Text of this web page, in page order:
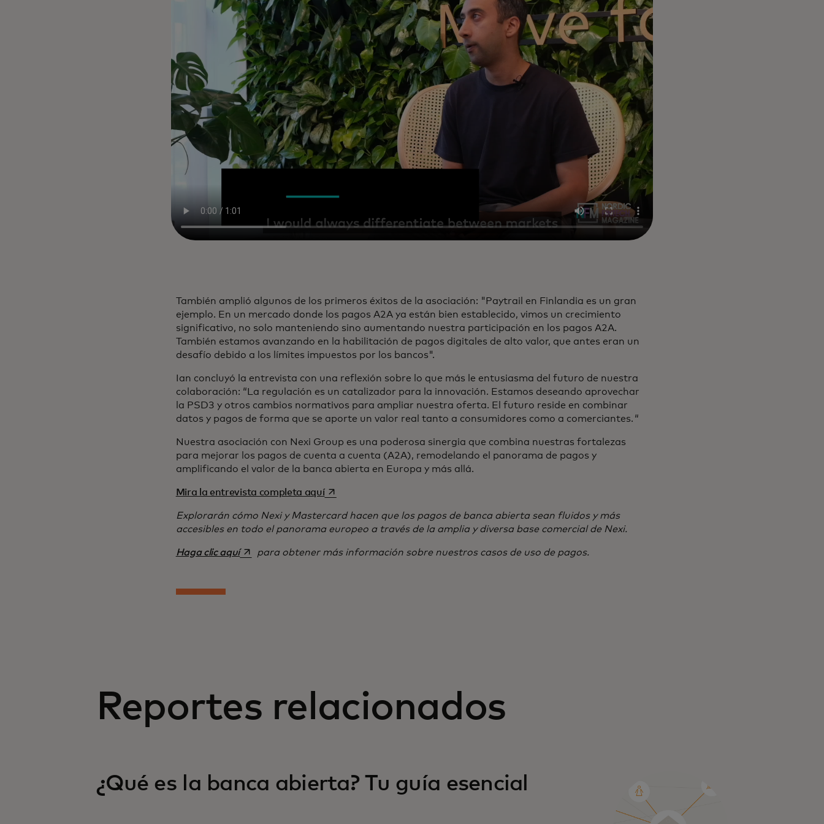
También amplió algunos de los primeros éxitos de la asociación: "Paytrail en Finlandia es un gran
ejemplo. En un mercado donde los pagos A2A ya están bien establecido, vimos un crecimiento
significativo, no solo manteniendo sino aumentando nuestra participación en los pagos A2A.
También estamos avanzando en la habilitación de pagos digitales de alto valor, que antes eran un
desafío debido a los límites impuestos por los bancos".
Ian concluyó la entrevista con una reflexión sobre lo que más le entusiasma del futuro de nuestra
colaboración: “La regulación es un catalizador para la innovación. Estamos deseando aprovechar
la PSD3 y otros cambios normativos para ampliar nuestra oferta. El futuro reside en combinar
datos y pagos de forma que se aporte un valor real tanto a consumidores como a comerciantes. “
Nuestra asociación con Nexi Group es una poderosa sinergia que combina nuestras fortalezas
para mejorar los pagos de cuenta a cuenta (A2A), remodelando el panorama de pagos y
amplificando el valor de la banca abierta en Europa y más allá.
Mira la entrevista completa aquíse abre en una pestaña nueva
Explorarán cómo Nexi y Mastercard hacen que los pagos de banca abierta sean fluidos y más
accesibles en todo el panorama europeo a través de la amplia y diversa base comercial de Nexi.
Haga clic aquíse abre en una pestaña nueva
para obtener más información sobre nuestros casos de uso de pagos.
Reportes relacionados
¿Qué es la banca abierta? Tu guía esencial